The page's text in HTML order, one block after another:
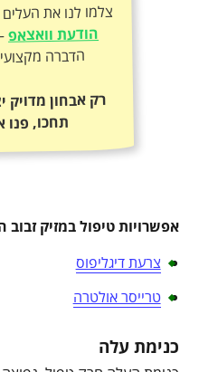
צלמו לנו את
הודעת וואצאפ
הדברה
רק אבחון
תחכו, פנו
אפשרויות טיפול במזיק זבוב
צרעת דיגליפוס
טרייסר אולטרה
כנימת עלה